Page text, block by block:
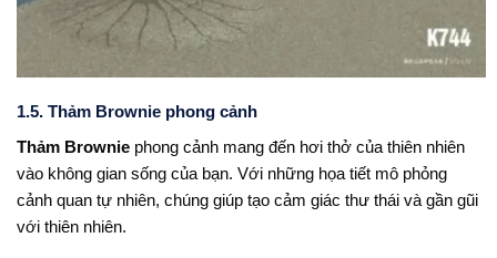
1.5. Thảm Brownie phong cảnh
Thảm Brownie phong cảnh mang đến hơi thở của thiên nhiên
vào không gian sống của bạn. Với những họa tiết mô phỏng
cảnh quan tự nhiên, chúng giúp tạo cảm giác thư thái và gần gũi
với thiên nhiên.